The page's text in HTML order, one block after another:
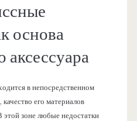
основа
аксессуара
в непосредственном
его материалов
зоне любые недостатки